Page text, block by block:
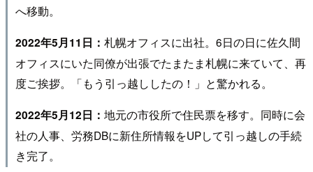
へ移動。
2022年5月11日： 札幌オフィスに出社。6日の日に佐久間
オフィスにいた同僚が出張でたまたま札幌に来ていて、再
度ご挨拶。「もう引っ越ししたの！」と驚かれる。
2022年5月12日： 地元の市役所で住民票を移す。同時に会
社の人事、労務DBに新住所情報をUPして引っ越しの手続
き完了。